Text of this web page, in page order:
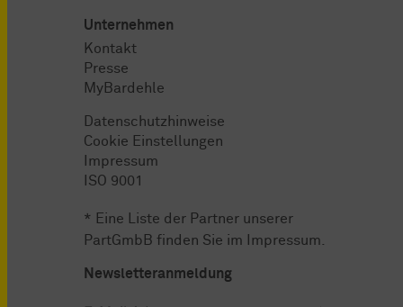
Unternehmen
Kontakt
Presse
MyBardehle
Datenschutzhinweise
Cookie Einstellungen
Impressum
ISO 9001
* Eine Liste der Partner unserer
PartGmbB finden Sie im
Impressum
Newsletteranmeldung